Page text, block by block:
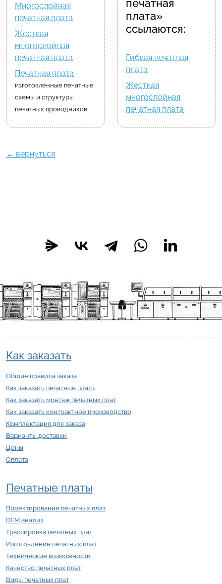
Многослойная
печатная плата
Жесткая
многослойная
печатная плата
Печатная плата
изготовленные печатные
схемы и структуры
печатных проводников
печатная
плата»
ссылаются:
Гибкая печатная
плата
Жесткая
многослойная
печатная плата
← вернуться
Как заказать
Общие правила заказа
Как заказать печатные платы
Как заказать монтаж печатных плат
Как заказать контрактное производство
Комплектация для заказа
Варианты доставки
Цены
Оплата
Печатные платы
Проектирование печатных плат
DFM анализ
Трассировка печатных плат
Изготовление печатных плат
Технические возможности
Качество печатных плат
Виды печатных плат